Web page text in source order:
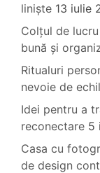
liniște 13 iulie
Colțul de
bună și
Ritualuri
nevoie de
Idei pentru a
reconectare 5
Casa cu
de design